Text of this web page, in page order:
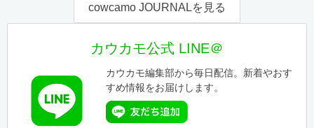
cowcamo JOURNALを見る
カウカモ公式 LINE＠
カウカモ編集部から毎日配信。新着やおす
すめ情報をお届けします。